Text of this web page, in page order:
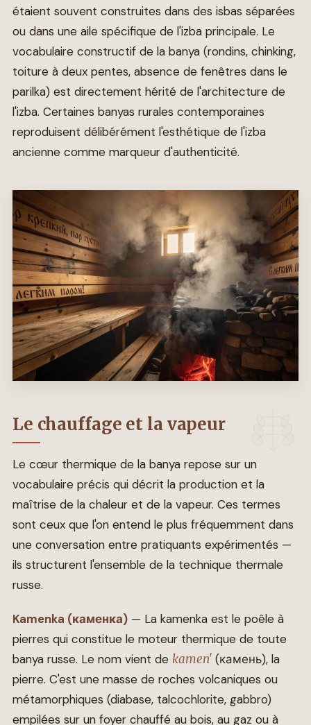
étaient souvent construites dans des isbas séparées
ou dans une aile spécifique de l'izba principale. Le
vocabulaire constructif de la banya (rondins, chinking,
toiture à deux pentes, absence de fenêtres dans le
parilka) est directement hérité de l'architecture de
l'izba. Certaines banyas rurales contemporaines
reproduisent délibérément l'esthétique de l'izba
ancienne comme marqueur d'authenticité.
Le chauffage et la vapeur
Le cœur thermique de la banya repose sur un
vocabulaire précis qui décrit la production et la
maîtrise de la chaleur et de la vapeur. Ces termes
sont ceux que l'on entend le plus fréquemment dans
une conversation entre pratiquants expérimentés —
ils structurent l'ensemble de la technique thermale
russe.
Kamenka (каменка)— La kamenka est le poêle à
pierres qui constitue le moteur thermique de toute
banya russe. Le nom vient de kamen'(камень), la
pierre. C'est une masse de roches volcaniques ou
métamorphiques (diabase, talcochlorite, gabbro)
empilées sur un foyer chauffé au bois, au gaz ou à